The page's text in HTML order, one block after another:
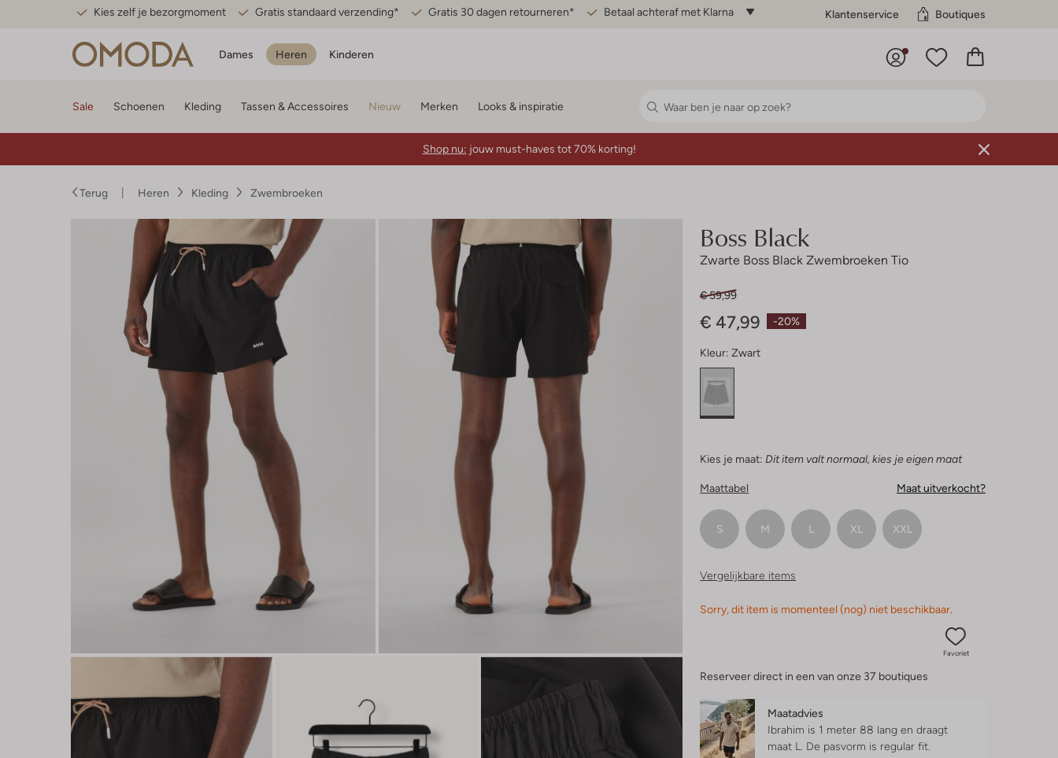
Kies zelf je bezorgmoment Gratis standaard verzending* Gratis 30 dagen retourneren* Betaal achteraf met Klarna Klantenservice Boutiques
Dames Heren Kinderen
Sale Schoenen Kleding Tassen & Accessoires Nieuw Merken Looks & inspiratie
Shop nu: jouw must-haves tot 70% korting!
Terug Heren Kleding Zwembroeken
Boss Black
Zwarte Boss Black Zwembroeken Tio
-20%
€ 59,99
€ 47,99
Kleur: Zwart
Kies je maat: Dit item valt normaal, kies je eigen maat
Maattabel Maat uitverkocht?
S M L XL XXL
Vergelijkbare items
Sorry, dit item is momenteel (nog) niet beschikbaar.
Favoriet
Reserveer direct in een van onze 37 boutiques
Maatadvies
Ibrahim is 1 meter 88 lang en draagt
maat L. De pasvorm is regular fit